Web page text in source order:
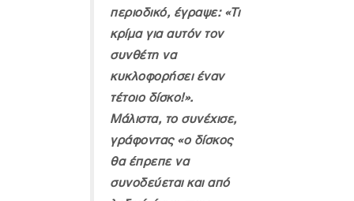
περιοδικό, έγραψε: «Τι
κρίμα για αυτόν τον
συνθέτη να
κυκλοφορήσει έναν
τέτοιο δίσκο!».
Μάλιστα, το συνέχισε,
γράφοντας «ο δίσκος
θα έπρεπε να
συνοδεύεται και από